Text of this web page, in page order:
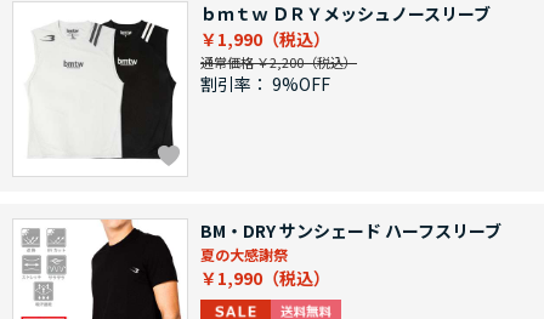
ｂｍｔｗ ＤＲＹメッシュノースリーブ
￥1,990
通常価格 ￥2,200
割引率： 9%OFF
BM・DRY サンシェード ハーフスリーブ
夏の大感謝祭
￥1,990